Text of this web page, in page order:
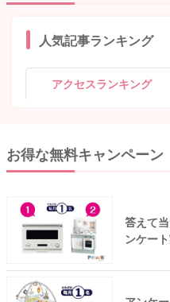
人気記事ランキング
アクセスランキング
お得な無料キャンペーン
答えて
ンケー